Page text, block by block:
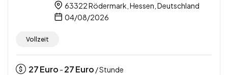
63322 Rödermark, Hessen, Deutschland
04/08/2026
Vollzeit
27Euro - 27Euro / Stunde